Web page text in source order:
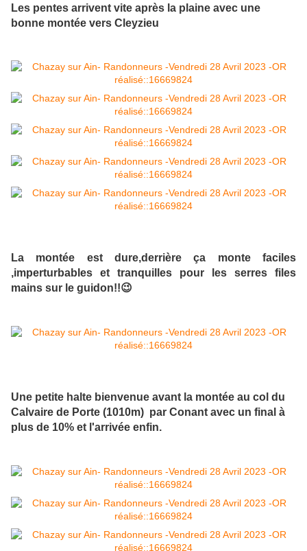
Les pentes arrivent vite après la plaine avec une
bonne montée vers Cleyzieu
La montée est dure,derrière ça monte faciles
,imperturbables et tranquilles pour les serres files
mains sur le guidon!!😉
Une petite halte bienvenue avant la montée au col du
Calvaire de Porte (1010m) par Conant avec un final à
plus de 10% et l'arrivée enfin.